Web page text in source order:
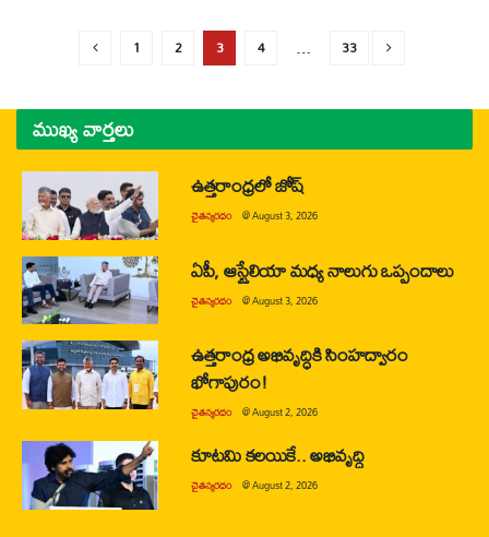
1 2 3 4 … 33
ముఖ్య వార్తలు
ఉత్తరాంధ్రలో జోష్
చైతన్యరధం @August 3, 2026
ఏపీ, ఆస్ట్రేలియా మధ్య నాలుగు ఒప్పందాలు
చైతన్యరధం @August 3, 2026
ఉత్తరాంధ్ర అభివృద్ధికి సింహద్వారం
భోగాపురం!
చైతన్యరధం @August 2, 2026
కూటమి కలయికే.. అభివృద్ధి
చైతన్యరధం @August 2, 2026